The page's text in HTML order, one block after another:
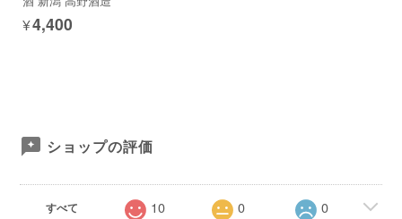
¥4,400
ショップの評価
すべて 10 0 0